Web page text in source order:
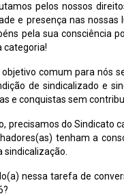
pelos nossos
e presença nas
pela sua consciência
categoria!
comum para nós
de sindicalizado e
e conquistas sem
precisamos do Sindicato
tenham a
sindicalização.
nessa tarefa de